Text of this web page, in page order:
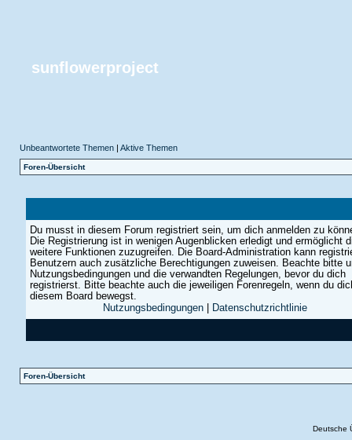
sunflowerproject
Unbeantwortete Themen| Aktive Themen
Foren-Übersicht
Du musst in diesem Forum registriert sein, um dich anmelden zu
Die Registrierung ist in wenigen Augenblicken erledigt und ermöglicht
weitere Funktionen zuzugreifen. Die Board-Administration kann
Benutzern auch zusätzliche Berechtigungen zuweisen. Beachte bitte
Nutzungsbedingungen und die verwandten Regelungen, bevor du dich
registrierst. Bitte beachte auch die jeweiligen Forenregeln, wenn du
diesem Board bewegst.
Nutzungsbedingungen
Datenschutzrichtlinie
Foren-Übersicht
Deutsche